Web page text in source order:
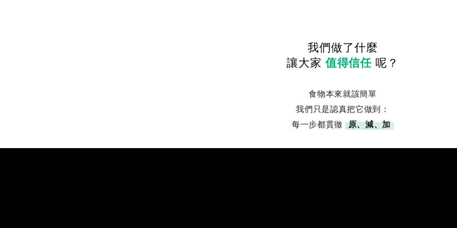
我們做了什麼
讓大家值得信任 呢？
食物本來就該簡單
我們只是認真把它做到：
每一步都貫徹 原、減、加